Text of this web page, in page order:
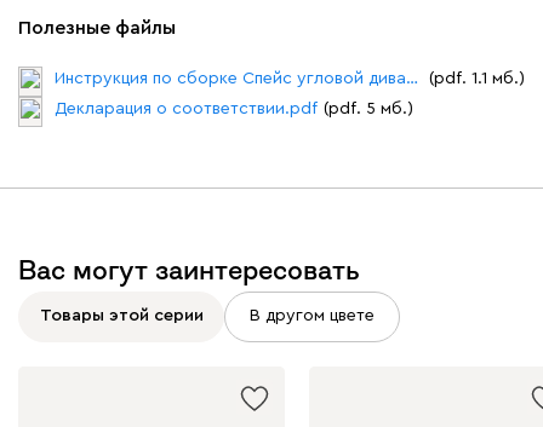
Полезные файлы
Инструкция по сборке Спейс угловой диван.pdf
(pdf. 1.1 мб.)
Декларация о соответствии.pdf (pdf. 5 мб.)
Вас могут заинтересовать
Товары этой серии В другом цвете